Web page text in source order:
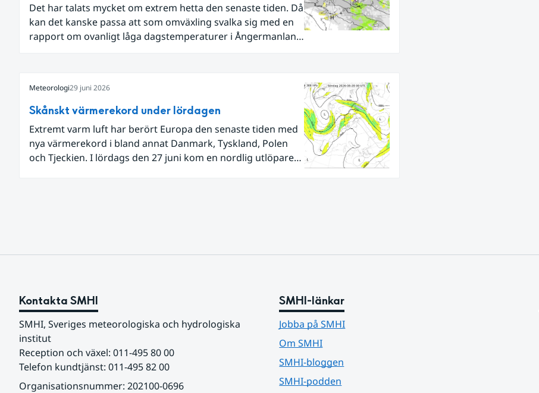
Det har talats mycket om extrem hetta den senaste tiden. Då
kan det kanske passa att som omväxling svalka sig med en
rapport om ovanligt låga dagstemperaturer i Ångermanland
Meteorologi29 juni 2026
Skånskt värmerekord under lördagen
Extremt varm luft har berört Europa den senaste tiden med
nya värmerekord i bland annat Danmark, Tyskland, Polen
och Tjeckien. I lördags den 27 juni kom en nordlig utlöpare
Kontakta SMHI
SMHI, Sveriges meteorologiska och hydrologiska
institut
Reception och växel: 011-495 80 00
Telefon kundtjänst: 011-495 82 00
Organisationsnummer: 202100-0696
SMHI-länkar
Jobba på SMHI
Om SMHI
SMHI-bloggen
SMHI-podden